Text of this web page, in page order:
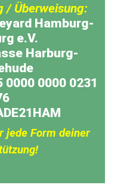
/ Überweisung:
Hamburg-
e.V.
Harburg-
0000 0000 0231
jede Form deiner